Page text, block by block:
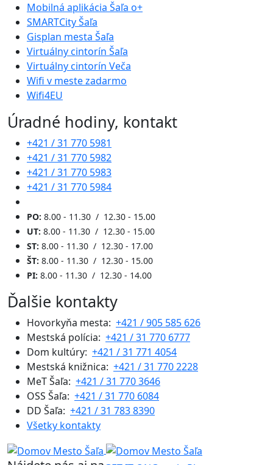
Mobilná aplikácia Šaľa o+
SMARTCity Šaľa
Gisplan mesta Šaľa
Virtuálny cintorín Šaľa
Virtuálny cintorín Veča
Wifi v meste zadarmo
Wifi4EU
Úradné hodiny, kontakt
+421 / 31 770 5981
+421 / 31 770 5982
+421 / 31 770 5983
+421 / 31 770 5984
PO: 8.00 - 11.30 / 12.30 - 15.00
UT: 8.00 - 11.30 / 12.30 - 15.00
ST: 8.00 - 11.30 / 12.30 - 17.00
ŠT: 8.00 - 11.30 / 12.30 - 15.00
PI: 8.00 - 11.30 / 12.30 - 14.00
Ďalšie kontakty
Hovorkyňa mesta: +421 / 905 585 626
Mestská polícia: +421 / 31 770 6777
Dom kultúry: +421 / 31 771 4054
Mestská knižnica: +421 / 31 770 2228
MeT Šaľa: +421 / 31 770 3646
OSS Šaľa: +421 / 31 770 6084
DD Šaľa: +421 / 31 783 8390
Všetky kontakty